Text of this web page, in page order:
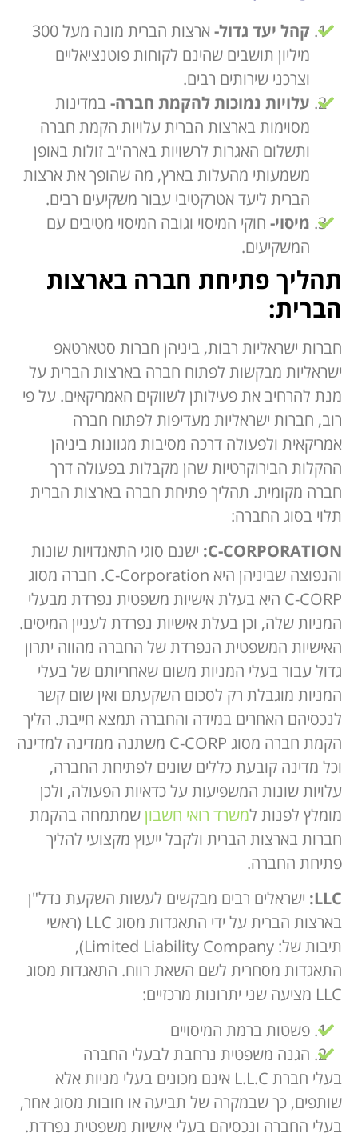
קהל יעד גדול-
ארצות הברית מונה מעל 300
מיליון תושבים שהינם לקוחות פוטנציאליים
וצרכני שירותים רבים.
עלויות נמוכות להקמת חברה-במדינות
מסוימות בארצות הברית עלויות הקמת חברה
ותשלום האגרות לרשויות בארה"ב זולות באופן
משמעותי מהעלות בארץ, מה שהופך את ארצות
הברית ליעד אטרקטיבי עבור משקיעים רבים.
מיסוי- חוקי המיסוי וגובה המיסוי מטיבים עם
המשקיעים.
תהליך פתיחת חברה בארצות
הברית:
חברות ישראליות רבות, ביניהן חברות סטארטאפ
ישראליות מבקשות לפתוח חברה בארצות הברית על
מנת להרחיב את פעילותן לשווקים האמריקאים. על פי
רוב, חברות ישראליות מעדיפות לפתוח חברה
אמריקאית ולפעולה דרכה מסיבות מגוונות ביניהן
ההקלות הבירוקרטיות שהן מקבלות בפעולה דרך
חברה מקומית. תהליך פתיחת חברה בארצות הברית
תלוי בסוג החברה:
C-CORPORATION: ישנם סוגי התאגדויות שונות
והנפוצה שביניהן היא C-Corporation. חברה מסוג
C-CORP היא בעלת אישיות משפטית נפרדת מבעלי
המניות שלה, וכן בעלת אישיות נפרדת לעניין המיסים.
האישיות המשפטית הנפרדת של החברה מהווה יתרון
גדול עבור בעלי המניות משום שאחריותם של בעלי
המניות מוגבלת רק לסכום השקעתם ואין שום קשר
לנכסיהם האחרים במידה והחברה תמצא חייבת. הליך
הקמת חברה מסוג C-CORP משתנה ממדינה למדינה
וכל מדינה קובעת כללים שונים לפתיחת החברה,
עלויות שונות המשפיעות על כדאיות הפעולה, ולכן
מומלץ לפנות למשרד רואי חשבון שמתמחה בהקמת
חברות בארצות הברית ולקבל ייעוץ מקצועי להליך
פתיחת החברה.
LLC: ישראלים רבים מבקשים לעשות השקעת נדל"ן
בארצות הברית על ידי התאגדות מסוג LLC (ראשי
תיבות של: Limited Liability Company),
התאגדות מסחרית לשם השאת רווח. התאגדות מסוג
LLC מציעה שני יתרונות מרכזיים:
פשטות ברמת המיסויים
הגנה משפטית נרחבת לבעלי החברה
בעלי חברת L.L.C אינם מכונים בעלי מניות אלא
שותפים, כך שבמקרה של תביעה או חובות מסוג אחר,
בעלי החברה ונכסיהם בעלי אישיות משפטית נפרדת.